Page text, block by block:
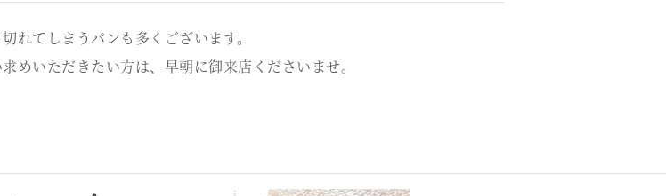
れてしまうパンも多くございます。
めいただきたい方は、早朝に御来店くださいませ。